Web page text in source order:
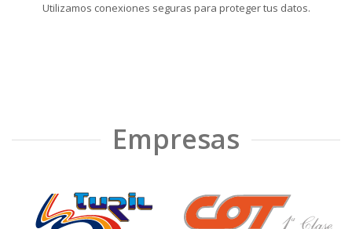
Utilizamos conexiones seguras para proteger tus datos.
Empresas
❮ ❯